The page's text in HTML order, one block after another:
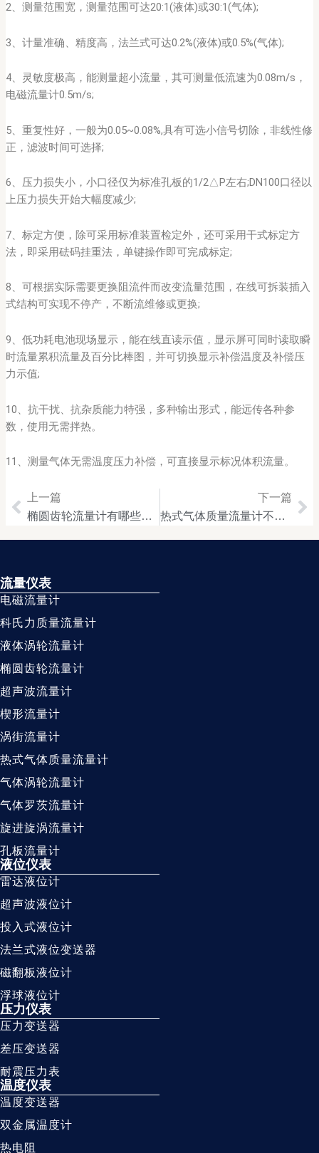
2、测量范围宽，测量范围可达20:1(液体)或30:1(气体);
3、计量准确、精度高，法兰式可达0.2%(液体)或0.5%(气体);
4、灵敏度极高，能测量超小流量，其可测量低流速为0.08m/s，
电磁流量计0.5m/s;
5、重复性好，一般为0.05~0.08%,具有可选小信号切除，非线性修
正，滤波时间可选择;
6、压力损失小，小口径仅为标准孔板的1/2△P左右;DN100口径以
上压力损失开始大幅度减少;
7、标定方便，除可采用标准装置检定外，还可采用干式标定方
法，即采用砝码挂重法，单键操作即可完成标定;
8、可根据实际需要更换阻流件而改变流量范围，在线可拆装插入
式结构可实现不停产，不断流维修或更换;
9、低功耗电池现场显示，能在线直读示值，显示屏可同时读取瞬
时流量累积流量及百分比棒图，并可切换显示补偿温度及补偿压
力示值;
10、抗干扰、抗杂质能力特强，多种输出形式，能远传各种参
数，使用无需拌热。
11、测量气体无需温度压力补偿，可直接显示标况体积流量。
Prev
上一篇
椭圆齿轮流量计有哪些种类
下一篇
热式气体质量流量计不适用哪些工况
流量仪表
电磁流量计
科氏力质量流量计
液体涡轮流量计
椭圆齿轮流量计
超声波流量计
楔形流量计
涡街流量计
热式气体质量流量计
气体涡轮流量计
气体罗茨流量计
旋进旋涡流量计
孔板流量计
液位仪表
雷达液位计
超声波液位计
投入式液位计
法兰式液位变送器
磁翻板液位计
浮球液位计
压力仪表
压力变送器
差压变送器
耐震压力表
温度仪表
温度变送器
双金属温度计
热电阻